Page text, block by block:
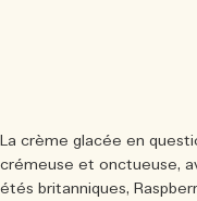
La crème glacée en
crémeuse et onctueuse,
étés britanniques,